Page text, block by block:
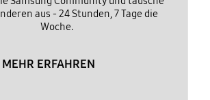
aus - 24 Stunden, 7 Tage die
Woche.
MEHR ERFAHREN